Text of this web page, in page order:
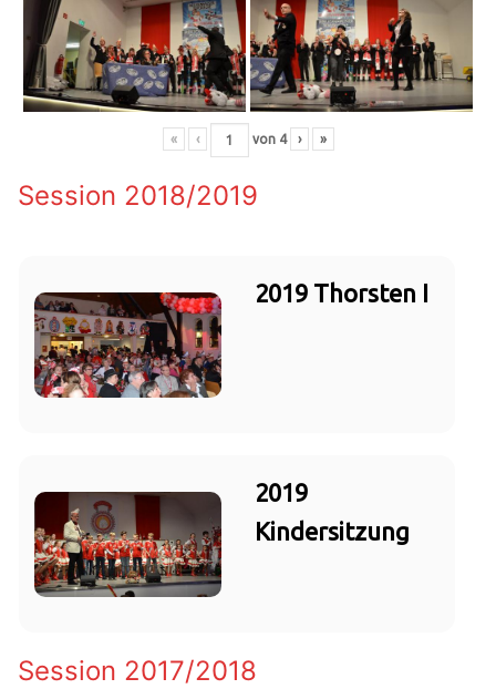
« ‹ von 4 › »
Session 2018/2019
2019 Thorsten I
2019
Kindersitzung
Session 2017/2018